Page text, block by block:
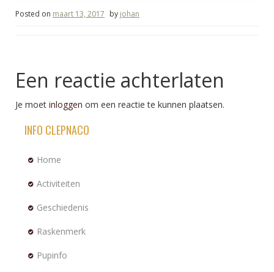
Posted on maart 13, 2017 by johan
Een reactie achterlaten
Je moet inloggen om een reactie te kunnen plaatsen.
INFO CLEPNACO
Home
Activiteiten
Geschiedenis
Raskenmerk
Pupinfo